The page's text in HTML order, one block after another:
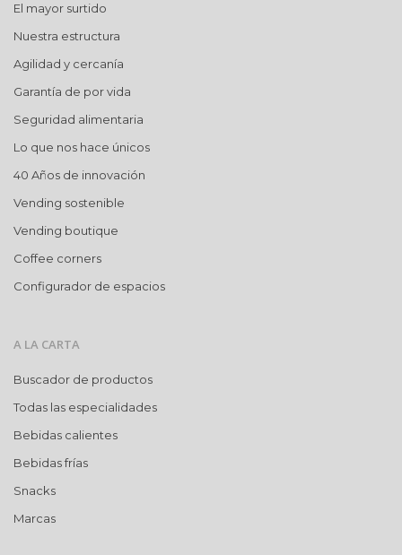
El mayor surtido
Nuestra estructura
Agilidad y cercanía
Garantía de por vida
Seguridad alimentaria
Lo que nos hace únicos
40 Años de innovación
Vending sostenible
Vending boutique
Coffee corners
Configurador de espacios
A LA CARTA
Buscador de productos
Todas las especialidades
Bebidas calientes
Bebidas frías
Snacks
Marcas